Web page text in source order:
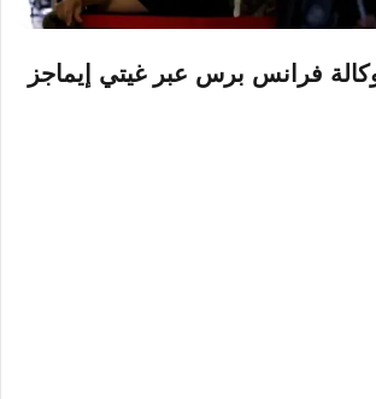
فرانس برس عبر غيتي إيماجز